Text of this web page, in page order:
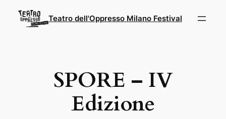
Teatro dell'Oppresso Milano Festival
SPORE – IV
Edizione